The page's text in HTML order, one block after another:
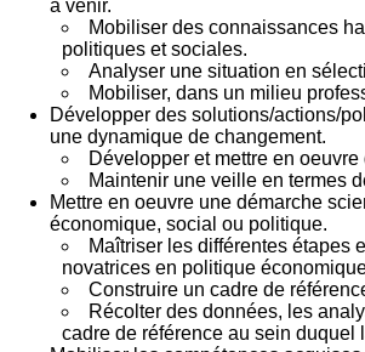
à venir.
Mobiliser des connaissances
politiques et sociales.
Analyser une situation en
Mobiliser, dans un milieu
Développer des solutions/actions/
une dynamique de changement.
Développer et mettre en
Maintenir une veille en termes
Mettre en oeuvre une démarche
économique, social ou politique.
Maîtriser les différentes étapes
novatrices en politique
Construire un cadre de
Récolter des données, les
cadre de référence au sein duquel